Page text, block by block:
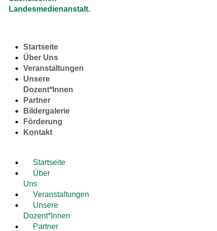
Startseite
Über Uns
Veranstaltungen
Unsere
Dozent*Innen
Partner
Bildergalerie
Förderung
Kontakt
Startseite
Über
Uns
Veranstaltungen
Unsere
Dozent*Innen
Partner